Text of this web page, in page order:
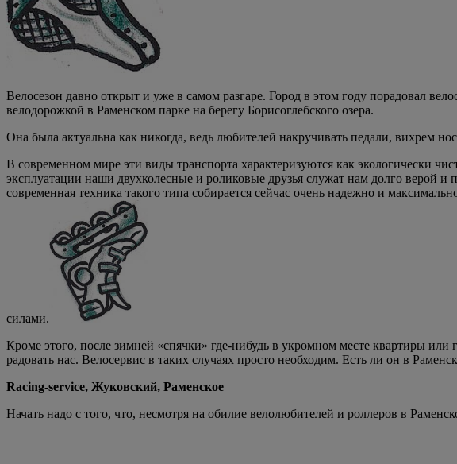
Велосезон давно открыт и уже в самом разгаре. Город в этом году порадовал
велодорожкой в Раменском парке на берегу Борисоглебского озера.
Она была актуальна как никогда, ведь любителей накручивать педали, вихрем
В современном мире эти виды транспорта характеризуются как экологически
эксплуатации наши двухколесные и роликовые друзья служат нам долго верой
современная техника такого типа собирается сейчас очень надежно и
силами.
Кроме этого, после зимней «спячки» где-нибудь в укромном месте квартиры
радовать нас. Велосервис в таких случаях просто необходим. Есть ли он в
Racing-service, Жуковский, Раменское
Начать надо с того, что, несмотря на обилие велолюбителей и роллеров в